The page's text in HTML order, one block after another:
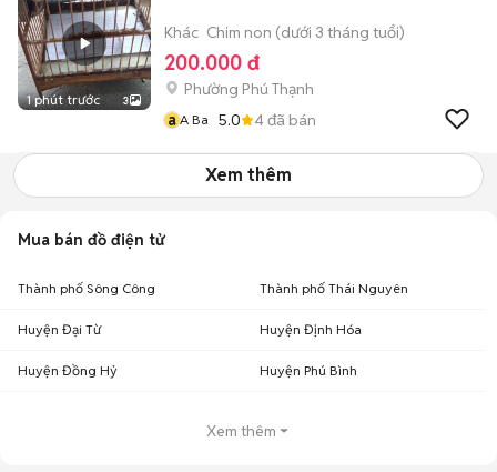
1 phút trước 3
Khác Chim non (dưới 3 tháng tuổi)
200.000 đ
Phường Phú Thạnh
a A Ba 5.0 4đã bán
Xem thêm
Mua bán đồ điện tử
Thành phố Sông Công Thành phố Thái Nguyên
Huyện Đại Từ Huyện Định Hóa
Huyện Đồng Hỷ Huyện Phú Bình
Xem thêm